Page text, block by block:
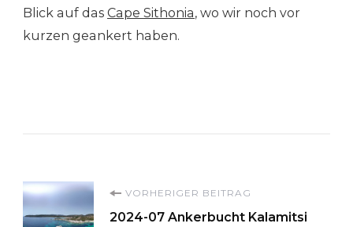
Blick auf das Cape Sithonia, wo wir noch vor
kurzen geankert haben.
Beitragsnavigation
VORHERIGER BEITRAG
2024-07 Ankerbucht Kalamitsi